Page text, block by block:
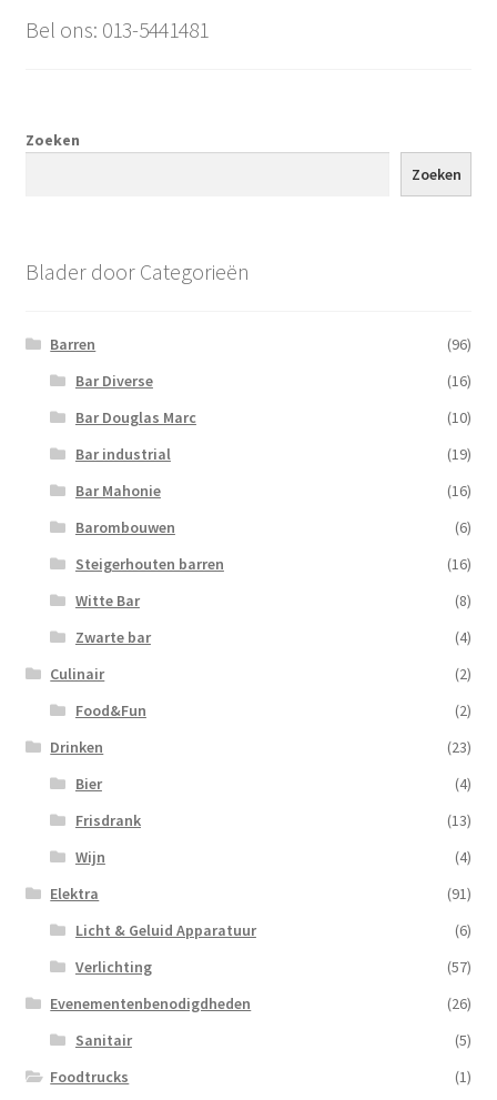
Bel ons: 013-5441481
Zoeken
Zoeken
Blader door Categorieën
Barren
(96)
Bar Diverse
(16)
Bar Douglas Marc
(10)
Bar industrial
(19)
Bar Mahonie
(16)
Barombouwen
(6)
Steigerhouten barren
(16)
Witte Bar
(8)
Zwarte bar
(4)
Culinair
(2)
Food&Fun
(2)
Drinken
(23)
Bier
(4)
Frisdrank
(13)
Wijn
(4)
Elektra
(91)
Licht & Geluid Apparatuur
(6)
Verlichting
(57)
Evenementenbenodigdheden
(26)
Sanitair
(5)
Foodtrucks
(1)